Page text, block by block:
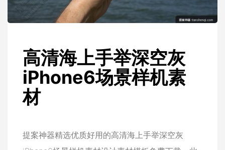
高清海上手举深空灰
iPhone6场景样机素
材
提案神器精选优质好用的高清海上手举深空灰